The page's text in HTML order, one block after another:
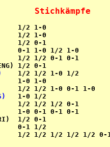
Stichkämpfe
1/2 1-0
1/2 0-
0-1 1-0 1/2 1-0
1/2 1/2 0-1 0-
S.(ENG) 1/2 0-
1-0 1/2
1/2 1/2 1/2 0-
1-0 0-1 0-1 0-
Ehsan(IRI)  1/2 0-
0-1 1/
1/2 1/2 1/2 1/2 1/2 0-